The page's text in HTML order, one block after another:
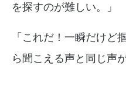
を探すのが難しい。」
「これだ！一瞬だけど
ら聞こえる声と同じ声